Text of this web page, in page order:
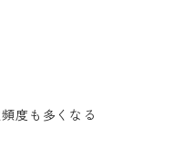
度も多くなる